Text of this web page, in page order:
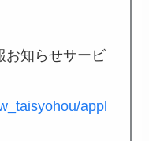
お知らせサービ
appl